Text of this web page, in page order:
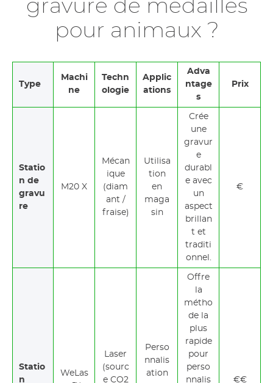
gravure de médailles
pour animaux ?
Type
Machi
ne
Techn
ologie
Applic
ations
Adva
ntage
s
Prix
Statio
n de
gravu
re
M20 X
Mécan
ique
(diam
ant /
fraise)
Utilisa
tion
en
maga
sin
Crée
une
gravur
e
durabl
e avec
un
aspect
brillan
t et
traditi
onnel.
€
Statio
n
WeLas
Laser
(sourc
e CO2
Perso
nnalis
ation
Offre
la
métho
de la
plus
rapide
pour
perso
nnalis
€€